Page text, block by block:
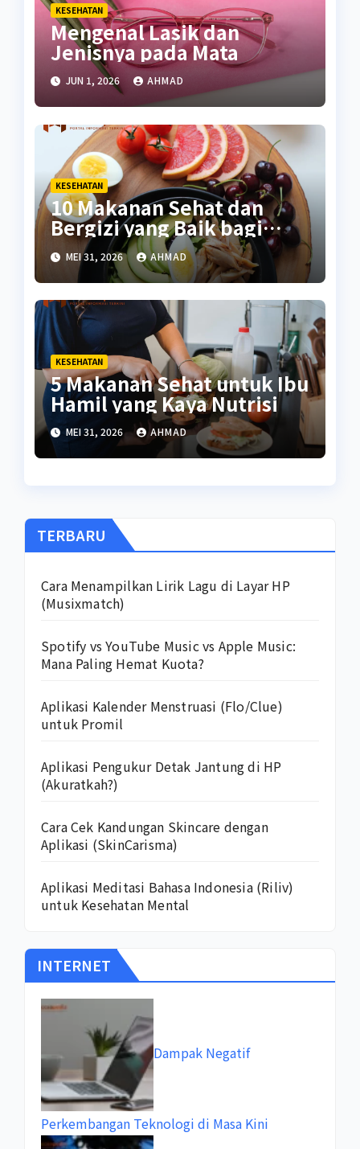
KESEHATAN
Mengenal Lasik dan
Jenisnya pada Mata
JUN 1, 2026 AHMAD
KESEHATAN
10 Makanan Sehat dan
Bergizi yang Baik bagi
Tubuh
MEI 31, 2026 AHMAD
KESEHATAN
5 Makanan Sehat untuk Ibu
Hamil yang Kaya Nutrisi
MEI 31, 2026 AHMAD
TERBARU
Cara Menampilkan Lirik Lagu di Layar HP
(Musixmatch)
Spotify vs YouTube Music vs Apple Music:
Mana Paling Hemat Kuota?
Aplikasi Kalender Menstruasi (Flo/Clue)
untuk Promil
Aplikasi Pengukur Detak Jantung di HP
(Akuratkah?)
Cara Cek Kandungan Skincare dengan
Aplikasi (SkinCarisma)
Aplikasi Meditasi Bahasa Indonesia (Riliv)
untuk Kesehatan Mental
INTERNET
Dampak Negatif
Perkembangan Teknologi di Masa Kini